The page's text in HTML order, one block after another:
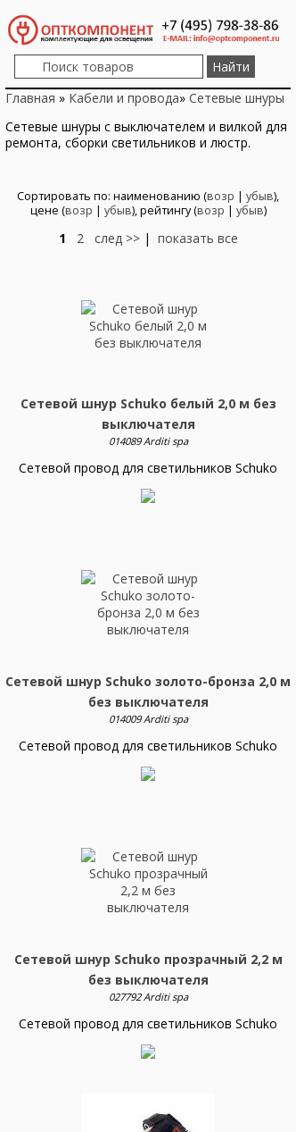
Главная » Кабели и провода» Сетевые шнуры
Сетевые шнуры с выключателем и вилкой для
ремонта, сборки светильников и люстр.
Сортировать по: наименованию (возр | убыв),
цене (возр | убыв), рейтингу (возр | убыв)
1 2 след >>| показать все
Сетевой шнур Schuko белый 2,0 м без
выключателя
014089 Arditi spa
Сетевой провод для светильников Schuko
Сетевой шнур Schuko золото-бронза 2,0 м
без выключателя
014009 Arditi spa
Сетевой провод для светильников Schuko
Сетевой шнур Schuko прозрачный 2,2 м
без выключателя
027792 Arditi spa
Сетевой провод для светильников Schuko